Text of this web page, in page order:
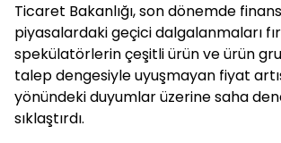
Ticaret Bakanlığı, son dönemde
piyasalardaki geçici dalgalanmaları
spekülatörlerin çeşitli ürün ve ürün
talep dengesiyle uyuşmayan fiyat
yönündeki duyumlar üzerine saha
sıklaştırdı.